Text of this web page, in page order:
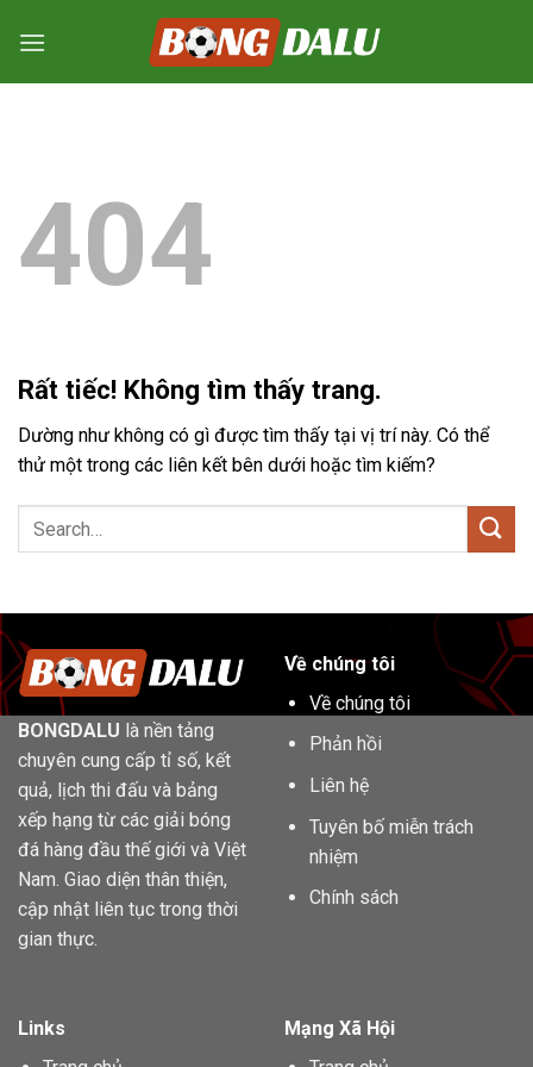
qua
404
Rất tiếc! Không tìm thấy trang.
Dường như không có gì được tìm thấy tại vị trí này. Có thể
thử một trong các liên kết bên dưới hoặc tìm kiếm?
BONGDALU là nền tảng
chuyên cung cấp tỉ số, kết
quả, lịch thi đấu và bảng
xếp hạng từ các giải bóng
đá hàng đầu thế giới và Việt
Nam. Giao diện thân thiện,
cập nhật liên tục trong thời
gian thực.
Về chúng tôi
Về chúng tôi
Phản hồi
Liên hệ
Tuyên bố miễn trách
nhiệm
Chính sách
Links
Mạng Xã Hội